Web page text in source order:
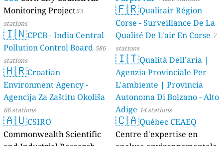
Monitoring Project53
stations
🇮🇳CPCB - India Central
Pollution Control Board 586
stations
🇭🇷Croatian
Environment Agency -
Agencija Za Zaštitu Okoliša
66 stations
🇦🇺CSIRO
Commonwealth Scientific
🇫🇷Qualitair Région
Corse - Surveillance De La
Qualité De L'air En Corse 7
stations
🇮🇹Qualità Dell’aria |
Agenzia Provinciale Per
L'ambiente | Provincia
Autonoma Di Bolzano - Alto
Adige 14 stations
🇨🇦Québec CEAEQ
Centre d'expertise en